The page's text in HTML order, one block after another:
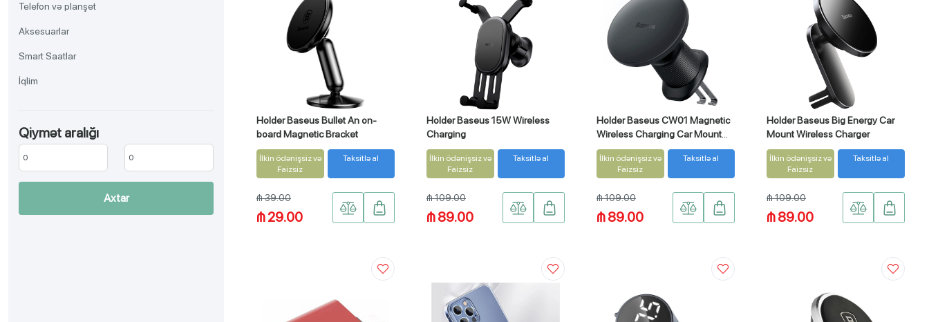
Telefon və planşet
Aksesuarlar
Smart Saatlar
İqlim
Aksesuar
Məişət texnikası
Gözəllik və sağlamlıq
Qiymət aralığı
Axtar
Holder Baseus Bullet An on-
board Magnetic Bracket
İlkin ödənişsiz və
Faizsiz
Taksitlə al
₼ 39.00
₼ 29.00
Holder Baseus 15W Wireless
Charging
İlkin ödənişsiz və
Faizsiz
Taksitlə al
₼ 109.00
₼ 89.00
Holder Baseus CW01 Magnetic
Wireless Charging Car Mount
15W
İlkin ödənişsiz və
Faizsiz
Taksitlə al
₼ 109.00
₼ 89.00
Holder Baseus Big Energy Car
Mount Wireless Charger
İlkin ödənişsiz və
Faizsiz
Taksitlə al
₼ 109.00
₼ 89.00